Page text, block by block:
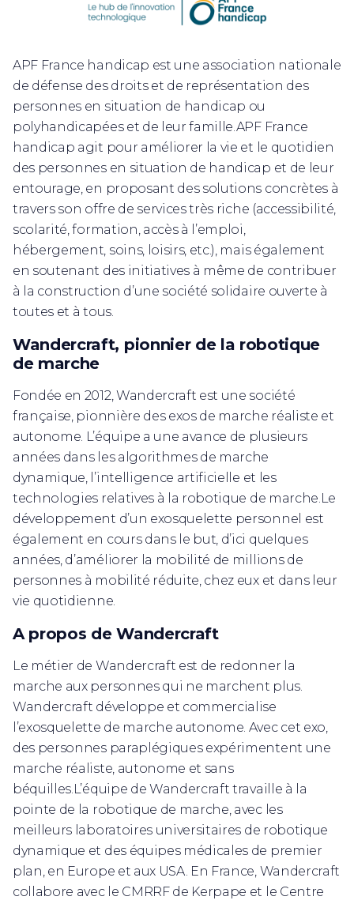
APF France handicap est une association nationale
de défense des droits et de représentation des
personnes en situation de handicap ou
polyhandicapées et de leur famille.APF France
handicap agit pour améliorer la vie et le quotidien
des personnes en situation de handicap et de leur
entourage, en proposant des solutions concrètes à
travers son offre de services très riche (accessibilité,
scolarité, formation, accès à l’emploi,
hébergement, soins, loisirs, etc.), mais également
en soutenant des initiatives à même de contribuer
à la construction d’une société solidaire ouverte à
toutes et à tous.
Wandercraft, pionnier de la robotique
de marche
Fondée en 2012, Wandercraft est une société
française, pionnière des exos de marche réaliste et
autonome. L’équipe a une avance de plusieurs
années dans les algorithmes de marche
dynamique, l’intelligence artificielle et les
technologies relatives à la robotique de marche.Le
développement d’un exosquelette personnel est
également en cours dans le but, d’ici quelques
années, d’améliorer la mobilité de millions de
personnes à mobilité réduite, chez eux et dans leur
vie quotidienne.
A propos de Wandercraft
Le métier de Wandercraft est de redonner la
marche aux personnes qui ne marchent plus.
Wandercraft développe et commercialise
l’exosquelette de marche autonome. Avec cet exo,
des personnes paraplégiques expérimentent une
marche réaliste, autonome et sans
béquilles.L’équipe de Wandercraft travaille à la
pointe de la robotique de marche, avec les
meilleurs laboratoires universitaires de robotique
dynamique et des équipes médicales de premier
plan, en Europe et aux USA. En France, Wandercraft
collabore avec le CMRRF de Kerpape et le Centre